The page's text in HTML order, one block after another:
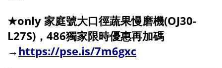
★only 家庭號大口徑蔬果慢磨機(OJ30-
L27S)，486獨家限時優惠再加碼
→https://pse.is/7m6gxc